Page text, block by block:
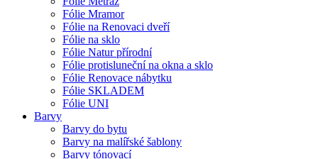
Fólie Mramor
Fólie na Renovaci dveří
Fólie na sklo
Fólie Natur přírodní
Fólie protisluneční na okna a sklo
Fólie Renovace nábytku
Fólie SKLADEM
Fólie UNI
Barvy
Barvy do bytu
Barvy na malířské šablony
Barvy tónovací